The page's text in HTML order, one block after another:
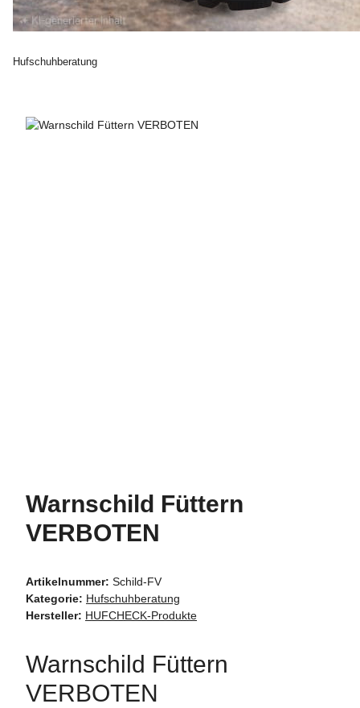
Hufschuhberatung
Warnschild Füttern
VERBOTEN
Artikelnummer: Schild-FV
Kategorie: Hufschuhberatung
Hersteller: HUFCHECK-Produkte
Warnschild Füttern
VERBOTEN